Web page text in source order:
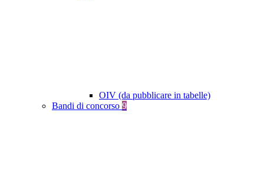
OIV (da pubblicare in tabelle)
Bandi di concorso 9